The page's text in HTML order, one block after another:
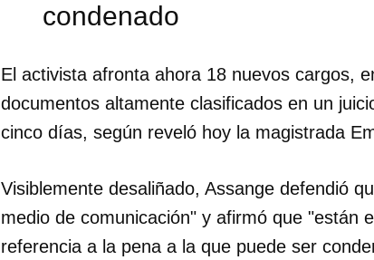
condenado
El activista afronta ahora 18 nuevos cargos,
documentos altamente clasificados en un
cinco días, según reveló hoy la magistrada
Visiblemente desaliñado, Assange defendió
medio de comunicación" y afirmó que "están
referencia a la pena a la que puede ser